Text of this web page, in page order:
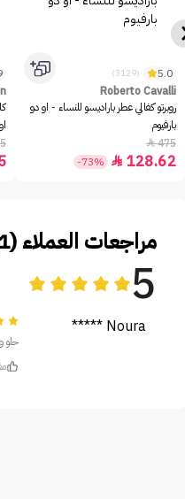
5.0
(3129)
Roberto Cavalli
روبرتو كفالي عطر باراديسو للنساء - او دو
بارفيوم
475

128.62

-73%
مراجعات العملاء (1)
5
Noura *****
حلو